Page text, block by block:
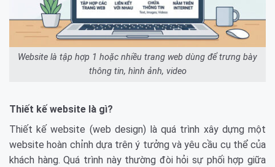
Website là tập hợp 1 hoặc nhiều trang web dùng để trưng bày
thông tin, hình ảnh, video
Thiết kế website là gì?
Thiết kế website (web design) là quá trình xây dựng một
website hoàn chỉnh dựa trên ý tưởng và yêu cầu cụ thể của
khách hàng. Quá trình này thường đòi hỏi sự phối hợp giữa